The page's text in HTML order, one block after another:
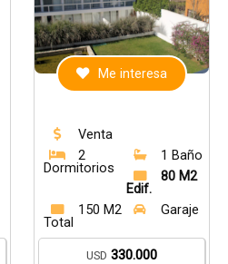
Me interesa
Venta
2
Dormitorios
1 Baño
80 M2
Edif.
150 M2
Total
Garaje
USD 330.000